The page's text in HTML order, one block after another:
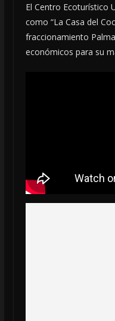
El Centro Ecoturístico
como “La Casa del
fraccionamiento
económicos para su